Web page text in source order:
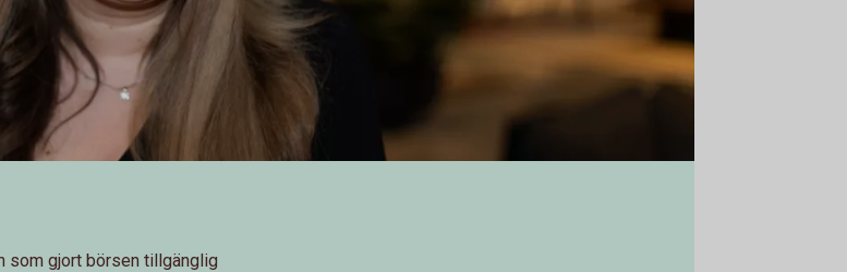
som gjort börsen tillgänglig